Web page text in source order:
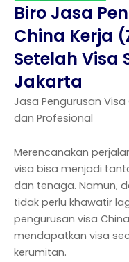
Biro Jasa
China Kerja
Setelah Visa
Jakarta
Jasa Pengurusan
dan Profesional
Merencanakan
visa bisa menjadi
dan tenaga. Namun,
tidak perlu khawatir
pengurusan visa
mendapatkan visa
kerumitan.